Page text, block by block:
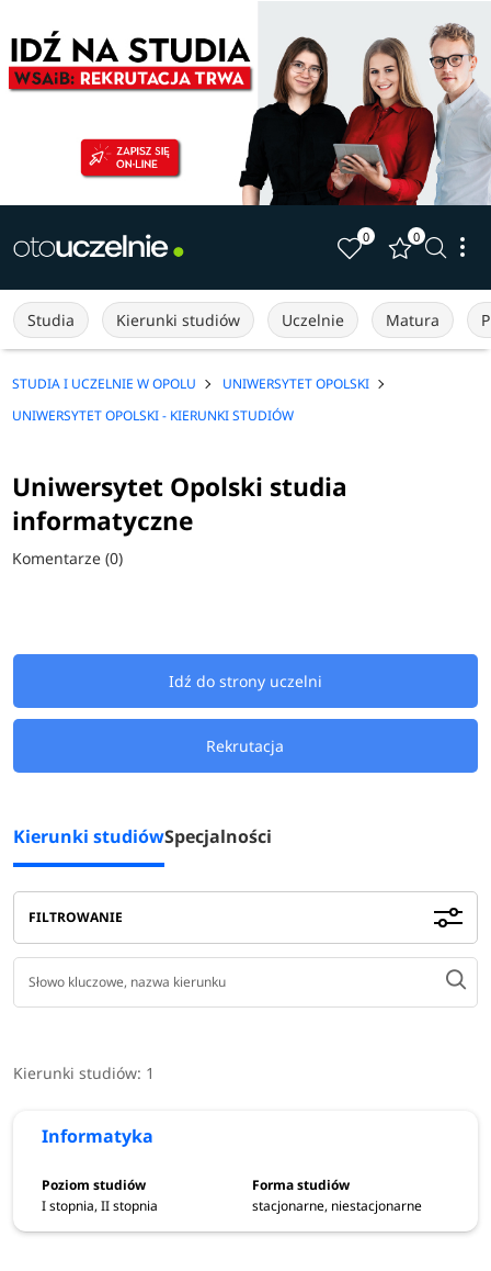
0 0
Studia Kierunki studiów Uczelnie Matura
STUDIA I UCZELNIE W OPOLU
UNIWERSYTET OPOLSKI
UNIWERSYTET OPOLSKI - KIERUNKI STUDIÓW
Uniwersytet Opolski studia
informatyczne
Komentarze (0)
Idź do strony uczelni
Rekrutacja
Kierunki studiówSpecjalności
FILTROWANIE
Kierunki studiów: 1
Informatyka
I stopnia, II stopnia stacjonarne, niestacjonarne